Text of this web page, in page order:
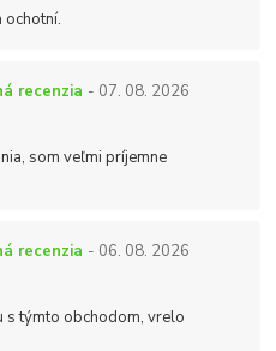
ochotní.
recenzia - 07. 08. 2026
som veľmi príjemne
recenzia - 06. 08. 2026
s týmto obchodom, vrelo